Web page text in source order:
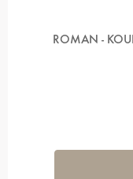
ROMAN -